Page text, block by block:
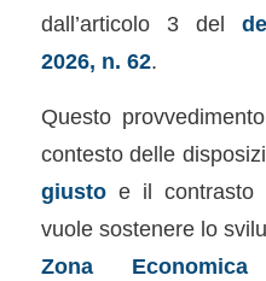
dall’articolo 3 del
2026, n. 62.
Questo
contesto delle
giustoe il
vuole sostenere lo
Zona